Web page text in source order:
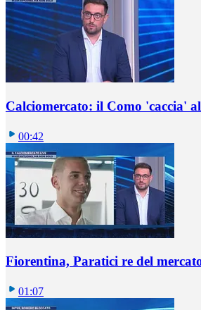
Calciomercato: il Como 'caccia'
00:42
Fiorentina, Paratici re del
01:07